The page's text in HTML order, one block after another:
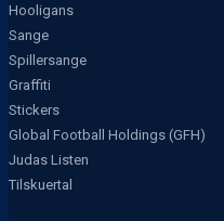
Hooligans
Sange
Spillersange
Graffiti
Stickers
Global Football Holdings (GFH)
Judas Listen
Tilskuertal